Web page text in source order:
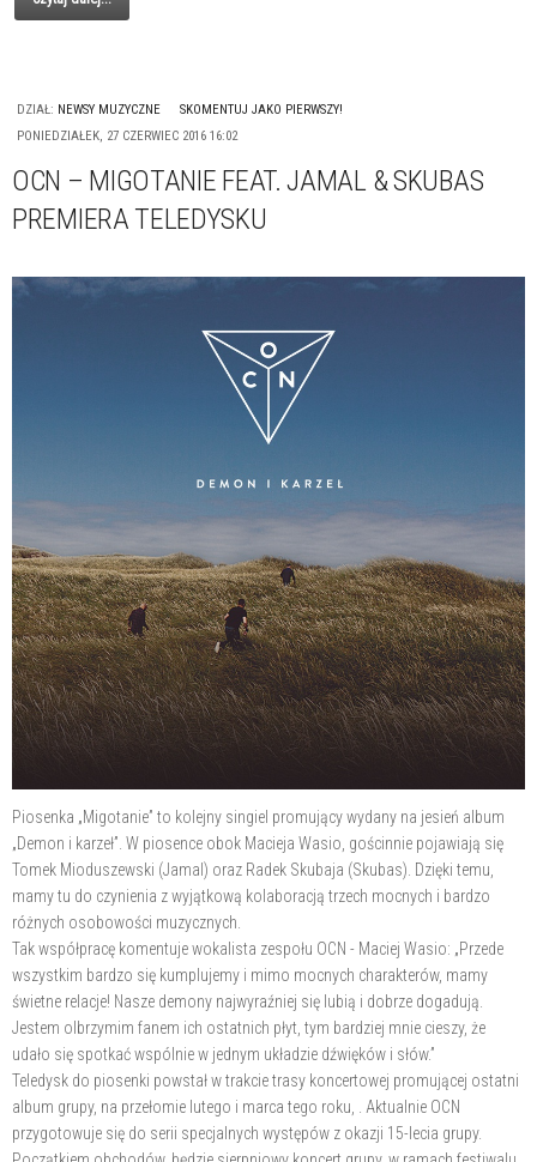
DZIAŁ: NEWSY MUZYCZNE
SKOMENTUJ JAKO PIERWSZY!
PONIEDZIAŁEK, 27 CZERWIEC 2016 16:02
OCN – MIGOTANIE FEAT. JAMAL & SKUBAS
PREMIERA TELEDYSKU
Piosenka „Migotanie” to kolejny singiel promujący wydany na jesień album
„Demon i karzeł”. W piosence obok Macieja Wasio, gościnnie pojawiają się
Tomek Mioduszewski (Jamal) oraz Radek Skubaja (Skubas). Dzięki temu,
mamy tu do czynienia z wyjątkową kolaboracją trzech mocnych i bardzo
różnych osobowości muzycznych.
Tak współpracę komentuje wokalista zespołu OCN - Maciej Wasio: „Przede
wszystkim bardzo się kumplujemy i mimo mocnych charakterów, mamy
świetne relacje! Nasze demony najwyraźniej się lubią i dobrze dogadują.
Jestem olbrzymim fanem ich ostatnich płyt, tym bardziej mnie cieszy, że
udało się spotkać wspólnie w jednym układzie dźwięków i słów.”
Teledysk do piosenki powstał w trakcie trasy koncertowej promującej ostatni
album grupy, na przełomie lutego i marca tego roku, . Aktualnie OCN
przygotowuje się do serii specjalnych występów z okazji 15-lecia grupy.